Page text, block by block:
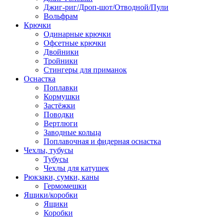
Джиг-риг/Дроп-шот/Отводной/Пули
Вольфрам
Крючки
Одинарные крючки
Офсетные крючки
Двойники
Тройники
Стингеры для приманок
Оснастка
Поплавки
Кормушки
Застёжки
Поводки
Вертлюги
Заводные кольца
Поплавочная и фидерная оснастка
Чехлы, тубусы
Тубусы
Чехлы для катушек
Рюкзаки, сумки, каны
Гермомешки
Ящики/коробки
Ящики
Коробки